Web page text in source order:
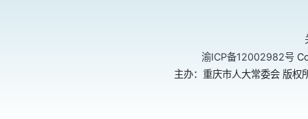
渝ICP备12002982号
主办：重庆市人大常委会 版